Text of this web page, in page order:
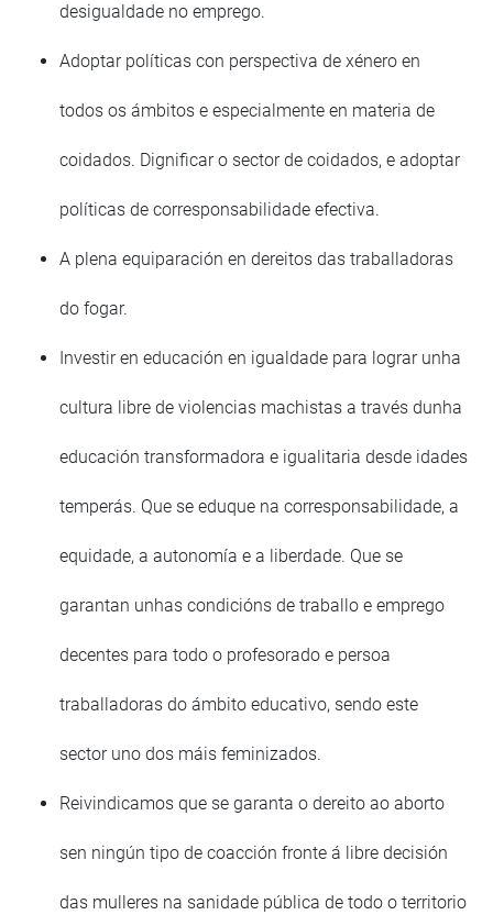
desigualdade no emprego.
Adoptar políticas con perspectiva de xénero en
todos os ámbitos e especialmente en materia de
coidados. Dignificar o sector de coidados, e adoptar
políticas de corresponsabilidade efectiva.
A plena equiparación en dereitos das traballadoras
do fogar.
Investir en educación en igualdade para lograr unha
cultura libre de violencias machistas a través dunha
educación transformadora e igualitaria desde idades
temperás. Que se eduque na corresponsabilidade, a
equidade, a autonomía e a liberdade. Que se
garantan unhas condicións de traballo e emprego
decentes para todo o profesorado e persoa
traballadoras do ámbito educativo, sendo este
sector uno dos máis feminizados.
Reivindicamos que se garanta o dereito ao aborto
sen ningún tipo de coacción fronte á libre decisión
das mulleres na sanidade pública de todo o territorio